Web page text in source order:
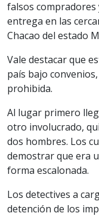
falsos
entrega en las
Chacao del estado
Vale destacar que
país bajo
prohibida.
Al lugar primero
otro involucrado,
dos hombres. Los
demostrar que era
forma escalonada.
Los detectives a
detención de los